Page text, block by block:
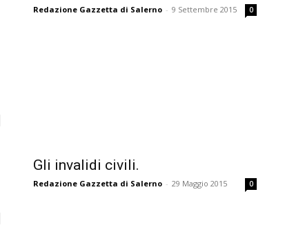
Redazione Gazzetta di Salerno - 9 Settembre 2015 0
Gli invalidi civili.
Redazione Gazzetta di Salerno - 29 Maggio 2015 0